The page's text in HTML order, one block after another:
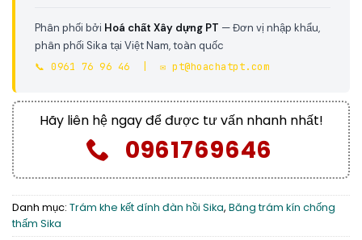
Phân phối bởi Hoá chất Xây dựng PT — Đơn vị nhập khẩu,
phân phối Sika tại Việt Nam, toàn quốc
📞 0961 76 96 46 | ✉️ pt@hoachatpt.com
Hãy liên hệ ngay để được tư vấn nhanh nhất!
0961769646
Danh mục: Trám khe kết dính đàn hồi Sika, Băng trám kín chống
thấm Sika